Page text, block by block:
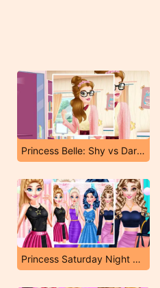
Princess Belle: Shy vs Daring
Princess Saturday Night Party